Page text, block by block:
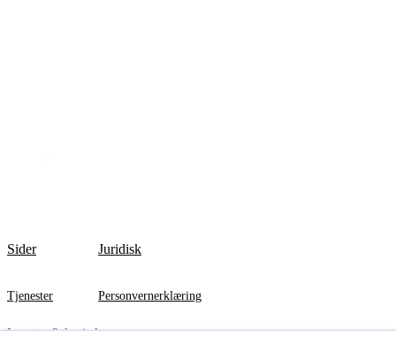
Sider
Tjenester
Investor & kapital
Juridisk
Personvernerklæring